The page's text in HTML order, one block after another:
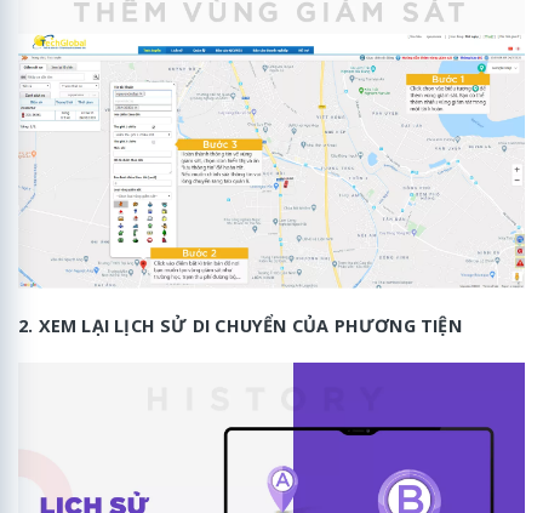
2. XEM LẠI LỊCH SỬ DI CHUYỂN CỦA PHƯƠNG TIỆN